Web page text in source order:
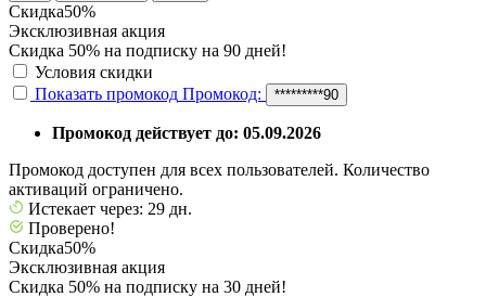
Скидка50%
Эксклюзивная акция
Скидка 50% на подписку на 90 дней!
Условия скидки
Показать промокод Промокод: *********90
Промокод действует до: 05.09.2026
Промокод доступен для всех пользователей. Количество
активаций ограничено.
Истекает через: 29 дн.
Проверено!
Скидка50%
Эксклюзивная акция
Скидка 50% на подписку на 30 дней!